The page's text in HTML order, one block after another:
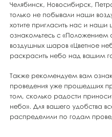
Челябинск, Новосибирск,
только не побывали наши
хотите пригласить нас и
ознакомьтесь с «Положением
воздушных шаров «Цветное
раскрасить небо над вашим
Также рекомендуем вам
проведения уже прошедших
том, сколько радости
небо». Для вашего удобства
распределили по годам